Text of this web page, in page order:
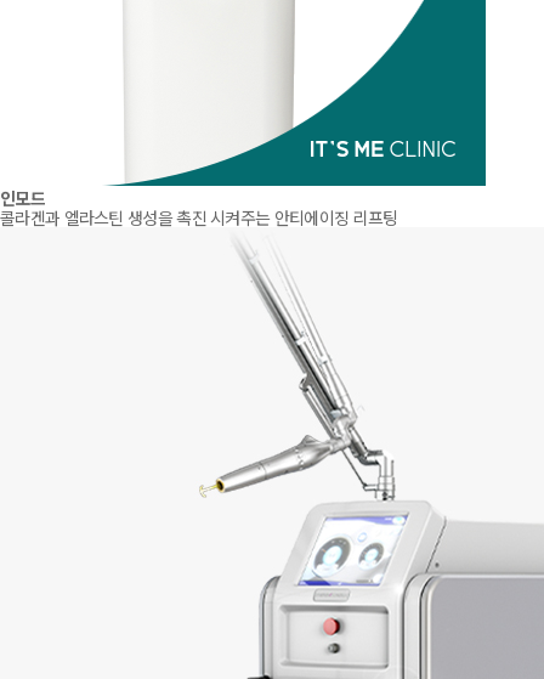
인모드
콜라겐과 엘라스틴 생성을 촉진 시켜주는 안티에이징 리프팅